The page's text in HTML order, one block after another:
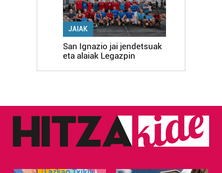
JAIAK
San Ignazio jai jendetsuak
eta alaiak Legazpin